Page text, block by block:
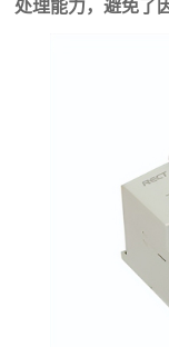
处理能力，避免了